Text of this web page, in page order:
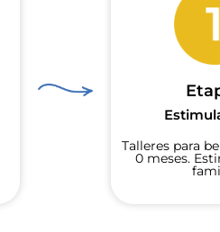
Talleres para
0 meses.